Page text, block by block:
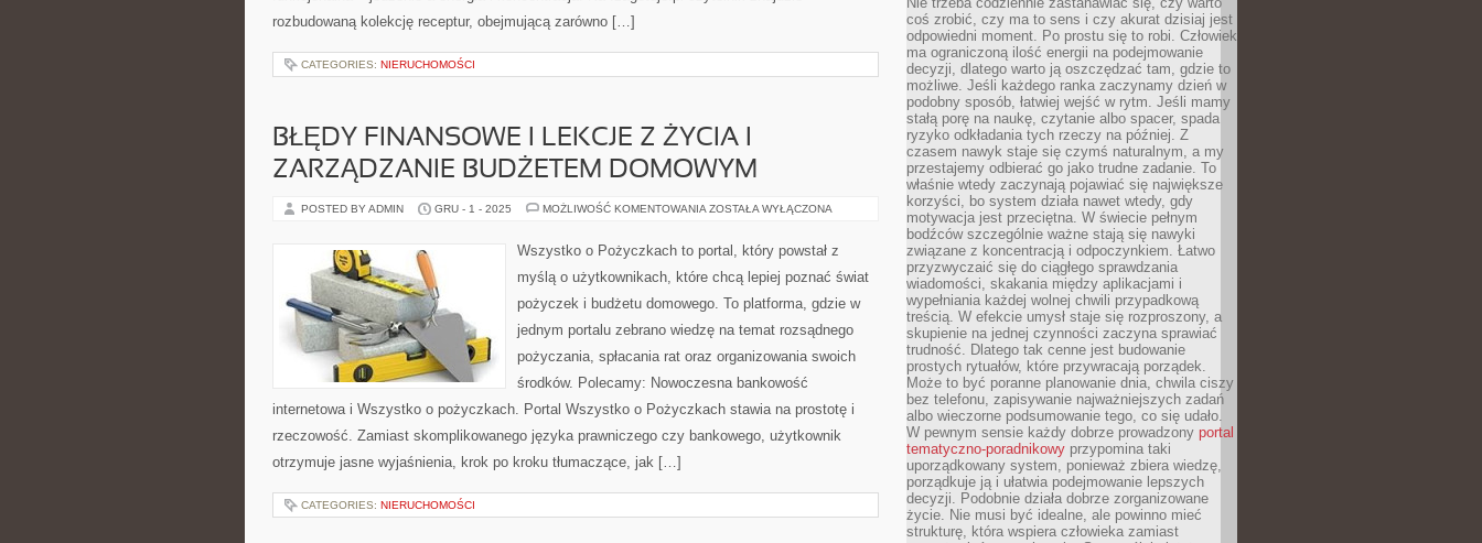
rozbudowaną kolekcję receptur, obejmującą zarówno […]
CATEGORIES: NIERUCHOMOŚCI
BŁĘDY FINANSOWE I LEKCJE Z ŻYCIA I
ZARZĄDZANIE BUDŻETEM DOMOWYM
POSTED BY ADMIN GRU - 1 - 2025 MOŻLIWOŚĆ KOMENTOWANIA BŁĘDY
LEKCJE
Z
BUDŻETEM
ZOSTAŁA WYŁĄCZONA
Wszystko o Pożyczkach to portal, który powstał z
myślą o użytkownikach, które chcą lepiej poznać świat
pożyczek i budżetu domowego. To platforma, gdzie w
jednym portalu zebrano wiedzę na temat rozsądnego
pożyczania, spłacania rat oraz organizowania swoich
środków. Polecamy: Nowoczesna bankowość
internetowa i Wszystko o pożyczkach. Portal Wszystko o Pożyczkach stawia na prostotę i
rzeczowość. Zamiast skomplikowanego języka prawniczego czy bankowego, użytkownik
otrzymuje jasne wyjaśnienia, krok po kroku tłumaczące, jak […]
CATEGORIES: NIERUCHOMOŚCI
coś zrobić, czy ma to sens i czy akurat dzisiaj jest
odpowiedni moment. Po prostu się to robi. Człowiek
ma ograniczoną ilość energii na podejmowanie
decyzji, dlatego warto ją oszczędzać tam, gdzie to
możliwe. Jeśli każdego ranka zaczynamy dzień w
podobny sposób, łatwiej wejść w rytm. Jeśli mamy
stałą porę na naukę, czytanie albo spacer, spada
ryzyko odkładania tych rzeczy na później. Z
czasem nawyk staje się czymś naturalnym, a my
przestajemy odbierać go jako trudne zadanie. To
właśnie wtedy zaczynają pojawiać się największe
korzyści, bo system działa nawet wtedy, gdy
motywacja jest przeciętna. W świecie pełnym
bodźców szczególnie ważne stają się nawyki
związane z koncentracją i odpoczynkiem. Łatwo
przyzwyczaić się do ciągłego sprawdzania
wiadomości, skakania między aplikacjami i
wypełniania każdej wolnej chwili przypadkową
treścią. W efekcie umysł staje się rozproszony, a
skupienie na jednej czynności zaczyna sprawiać
trudność. Dlatego tak cenne jest budowanie
prostych rytuałów, które przywracają porządek.
Może to być poranne planowanie dnia, chwila ciszy
bez telefonu, zapisywanie najważniejszych zadań
albo wieczorne podsumowanie tego, co się udało.
W pewnym sensie każdy dobrze prowadzony portal
tematyczno-poradnikowy przypomina taki
uporządkowany system, ponieważ zbiera wiedzę,
porządkuje ją i ułatwia podejmowanie lepszych
decyzji. Podobnie działa dobrze zorganizowane
życie. Nie musi być idealne, ale powinno mieć
strukturę, która wspiera człowieka zamiast